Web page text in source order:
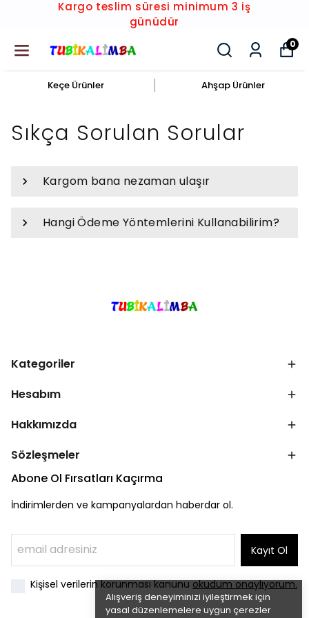
Kargo teslim süresi minimum 3 iş
günüdür
0
Keçe Ürünler Ahşap Ürünler
Alışveriş deneyiminizi iyileştirmek için
yasal düzenlemelere uygun çerezler
Sıkça Sorulan Sorular
Kargom bana nezaman ulaşır
Hangi Ödeme Yöntemlerini Kullanabilirim?
Kategoriler
Hesabım
Hakkımızda
Sözleşmeler
Abone Ol Fırsatları Kaçırma
İndirimlerden ve kampanyalardan haberdar ol.
Kayıt Ol
Kişisel verilerin korunması kanunuokudum onaylıyorum.